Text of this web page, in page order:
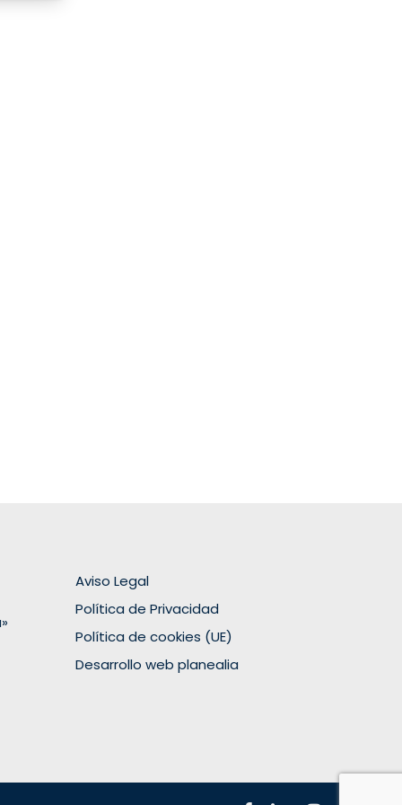
Aviso Legal
Política de Privacidad
Política de cookies (UE)
Desarrollo web planealia